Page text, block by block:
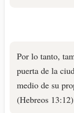
Por lo tanto,
puerta de la
medio de su
(Hebreos 13:12)